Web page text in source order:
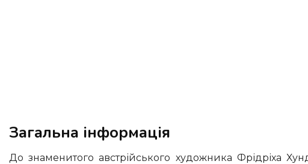
Загальна інформація
До знаменитого австрійського художника Фрідріха Хундервассера можна ставитися по-різному. Дехто вважає